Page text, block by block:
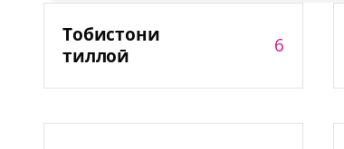
Тобистони
тиллоӣ
6